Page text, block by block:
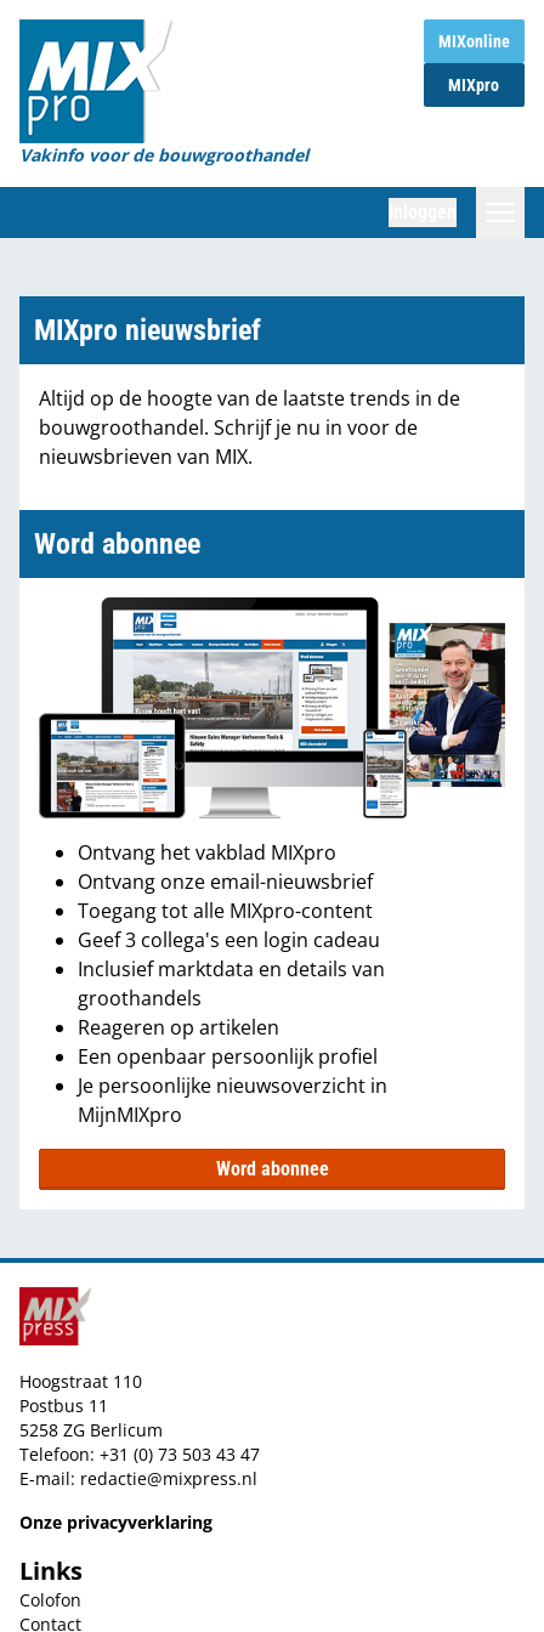
MIXonline
MIXpro
Vakinfo voor de bouwgroothandel
Home
Magazines
Organisaties
Marktcijfers
Partners
MIXpro nieuwsbrief
Altijd op de hoogte van de laatste trends in de
bouwgroothandel. Schrijf je nu in voor de
nieuwsbrieven van MIX.
Word abonnee
Ontvang het vakblad MIXpro
Ontvang onze email-nieuwsbrief
Toegang tot alle MIXpro-content
Geef 3 collega's een login cadeau
Inclusief marktdata en details van
groothandels
Reageren op artikelen
Een openbaar persoonlijk profiel
Je persoonlijke nieuwsoverzicht in
MijnMIXpro
Word abonnee
Hoogstraat 110
Postbus 11
5258 ZG Berlicum
Telefoon: +31 (0) 73 503 43 47
E-mail: redactie@mixpress.nl
Onze privacyverklaring
Links
Colofon
Contact